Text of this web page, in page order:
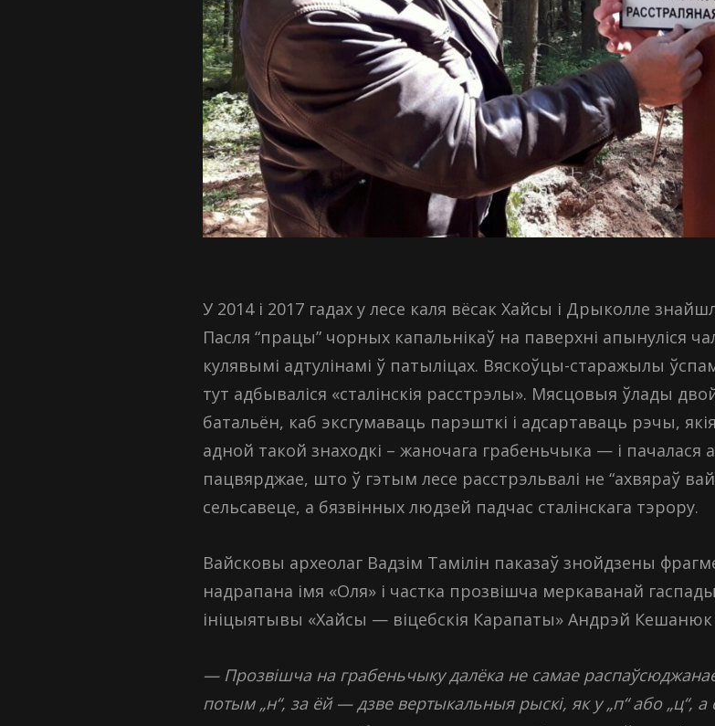
У 2014 і 2017 гадах у лесе каля вёсак Хайсы і Дрыколле
Пасля “працы” чорных капальнікаў на паверхні апынуліся
кулявымі адтулінамі ў патыліцах. Вяскоўцы-старажылы
тут адбываліся «сталінскія расстрэлы». Мясцовыя ўлады
батальён, каб эксгумаваць парэшткі і адсартаваць рэчы,
адной такой знаходкі – жаночага грабеньчыка — і пачалася
пацвярджае, што ў гэтым лесе расстрэльвалі не “ахвяраў
сельсавеце, а бязвінных людзей падчас сталінскага тэрору.
Вайсковы археолаг Вадзім Тамілін паказаў знойдзены
надрапана імя «Оля» і частка прозвішча меркаванай
ініцыятывы «Хайсы — віцебскія Карапаты» Андрэй Кешанюк
— Прозвішча на грабеньчыку далёка не самае
потым „н“, за ёй — дзве вертыкальныя рыскі, як у „п“ або „ц“,